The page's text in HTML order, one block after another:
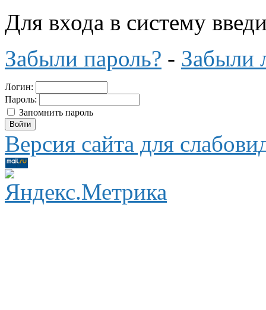
Для входа в систему
Забыли пароль? - Забыли
Логин:
Пароль:
Запомнить пароль
Версия сайта для